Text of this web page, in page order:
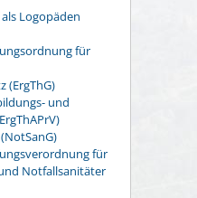
Logopäden
für
(ErgThG)
und
(NotSanG)
für
Notfallsanitäter